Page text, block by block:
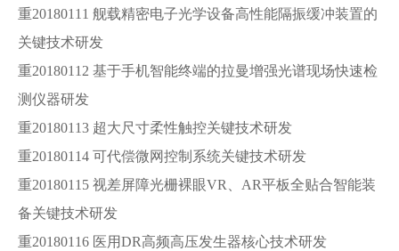
重20180111 舰载精密电子光学设备高性能隔振缓冲装置的
关键技术研发
重20180112 基于手机智能终端的拉曼增强光谱现场快速检
测仪器研发
重20180113 超大尺寸柔性触控关键技术研发
重20180114 可代偿微网控制系统关键技术研发
重20180115 视差屏障光栅裸眼VR、AR平板全贴合智能装
备关键技术研发
重20180116 医用DR高频高压发生器核心技术研发